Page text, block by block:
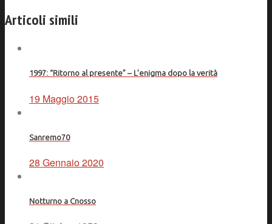
Articoli simili
1997: “Ritorno al presente” – L’enigma dopo la verità
19 Maggio 2015
Sanremo70
28 Gennaio 2020
Notturno a Cnosso